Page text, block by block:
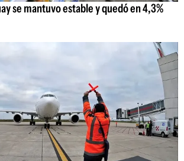
se mantuvo estable y quedó en 4,3%